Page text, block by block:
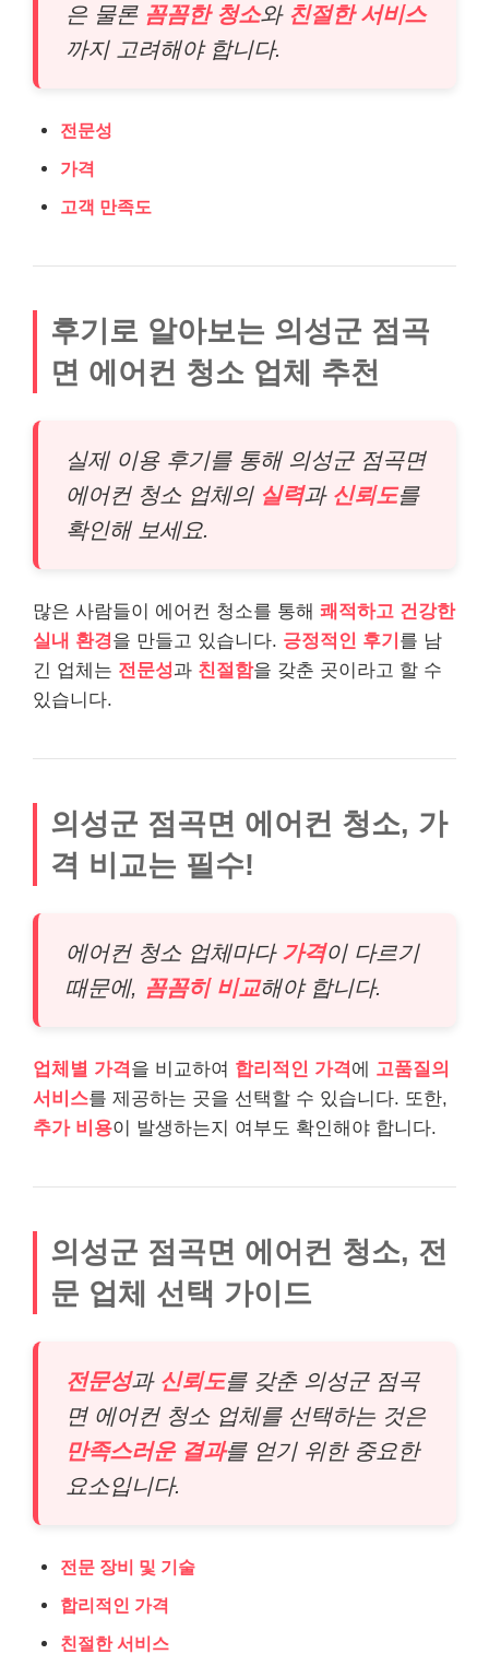
은 물론 꼼꼼한 청소와 친절한 서비스
까지 고려해야 합니다.
전문성
가격
고객 만족도
후기로 알아보는 의성군 점곡
면 에어컨 청소 업체 추천
실제 이용 후기를 통해 의성군 점곡면
에어컨 청소 업체의 실력과 신뢰도를
확인해 보세요.
많은 사람들이 에어컨 청소를 통해 쾌적하고 건강한
실내 환경을 만들고 있습니다. 긍정적인 후기 를 남
긴 업체는 전문성과 친절함을 갖춘 곳이라고 할 수
있습니다.
의성군 점곡면 에어컨 청소, 가
격 비교는 필수!
에어컨 청소 업체마다 가격이 다르기
때문에, 꼼꼼히 비교해야 합니다.
업체별 가격 을 비교하여 합리적인 가격 에 고품질의
서비스를 제공하는 곳을 선택할 수 있습니다. 또한,
추가 비용이 발생하는지 여부도 확인해야 합니다.
의성군 점곡면 에어컨 청소, 전
문 업체 선택 가이드
전문성과 신뢰도를 갖춘 의성군 점곡
면 에어컨 청소 업체를 선택하는 것은
만족스러운 결과를 얻기 위한 중요한
요소입니다.
전문 장비 및 기술
합리적인 가격
친절한 서비스